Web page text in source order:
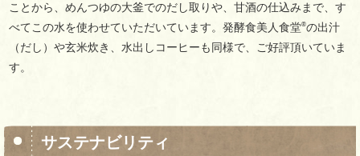
ことから、めんつゆの大釜でのだし取りや、甘酒の仕込みまで、す
べてこの水を使わせていただいています。発酵食美人食堂®の出汁
（だし）や玄米炊き、水出しコーヒーも同様で、ご好評頂いていま
す。
サステナビリティ